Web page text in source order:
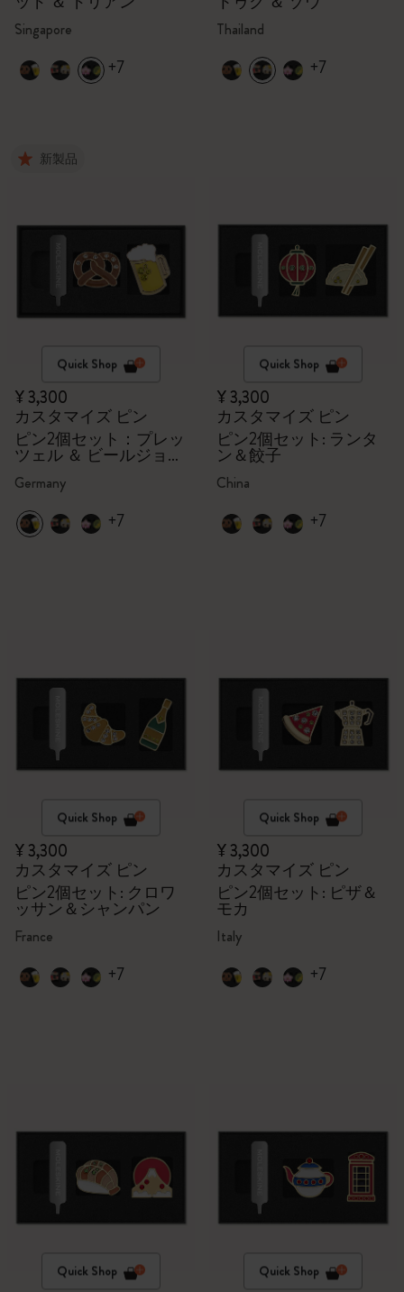
Singapore
+7
Thailand
+7
新製品
Quick Shop
¥ 3,300
カスタマイズ ピン
ピン2個セット：プレッ
ツェル ＆ ビールジョッ
キ
Germany
+7
Quick Shop
¥ 3,300
カスタマイズ ピン
ピン2個セット: ランタ
ン＆餃子
China
+7
Quick Shop
¥ 3,300
カスタマイズ ピン
ピン2個セット: クロワ
ッサン＆シャンパン
France
+7
Quick Shop
¥ 3,300
カスタマイズ ピン
ピン2個セット: ピザ＆
モカ
Italy
+7
Quick Shop Quick Shop